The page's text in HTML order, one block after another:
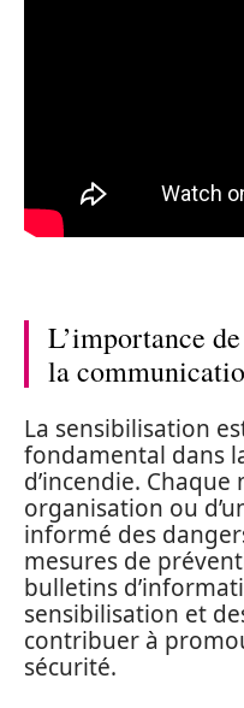
L’importance
la
La sensibilisation
fondamental dans
d’incendie. Chaque
organisation ou
informé des
mesures de
bulletins
sensibilisation et
contribuer à
sécurité.